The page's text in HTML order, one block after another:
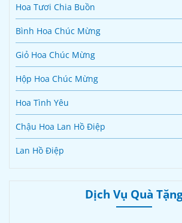
Hoa Tươi Chia Buồn
Bình Hoa Chúc Mừng
Giỏ Hoa Chúc Mừng
Hộp Hoa Chúc Mừng
Hoa Tình Yêu
Chậu Hoa Lan Hồ Điệp
Lan Hồ Điệp
Dịch Vụ Quà